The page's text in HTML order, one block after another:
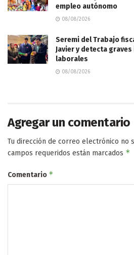
empleo autónomo
08/08/2026
Seremi del Trabajo
Javier y detecta
laborales
08/08/2026
Agregar un comentario
Tu dirección de correo electrónico no
campos requeridos están marcados *
Comentario *